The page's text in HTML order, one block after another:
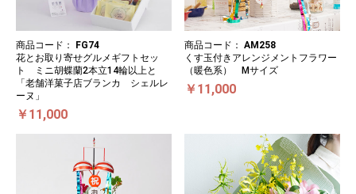
商品コード：
FG74
花とお取り寄せグルメギフトセッ
ト ミニ胡蝶蘭2本立14輪以上と
「老舗洋菓子店ブランカ シェルレ
ーヌ」
￥11,000
商品コード： AM258
くす玉付きアレンジメントフラワー
（暖色系） Mサイズ
￥11,000